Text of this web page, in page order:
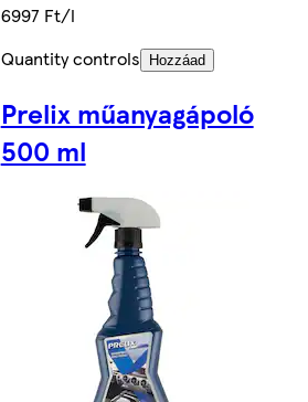
6997 Ft/l
Quantity controls
Hozzáad
Prelix műanyagápoló
500 ml